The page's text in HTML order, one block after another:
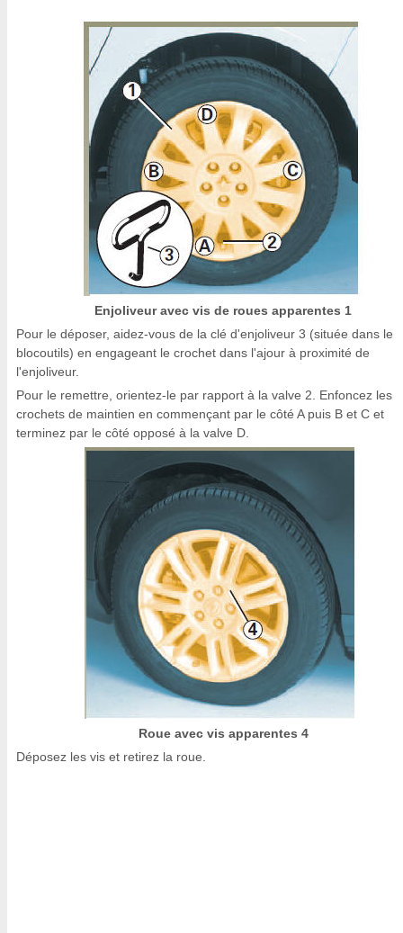
Enjoliveur avec vis de roues apparentes 1
Pour le déposer, aidez-vous de la clé d'enjoliveur 3 (située dans le
blocoutils) en engageant le crochet dans l'ajour à proximité de
l'enjoliveur.
Pour le remettre, orientez-le par rapport à la valve 2. Enfoncez les
crochets de maintien en commençant par le côté A puis B et C et
terminez par le côté opposé à la valve D.
Roue avec vis apparentes 4
Déposez les vis et retirez la roue.